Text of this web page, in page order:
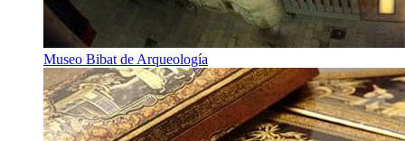
Museo Bibat de Arqueología